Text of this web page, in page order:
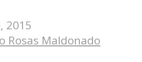
2015
Rosas Maldonado